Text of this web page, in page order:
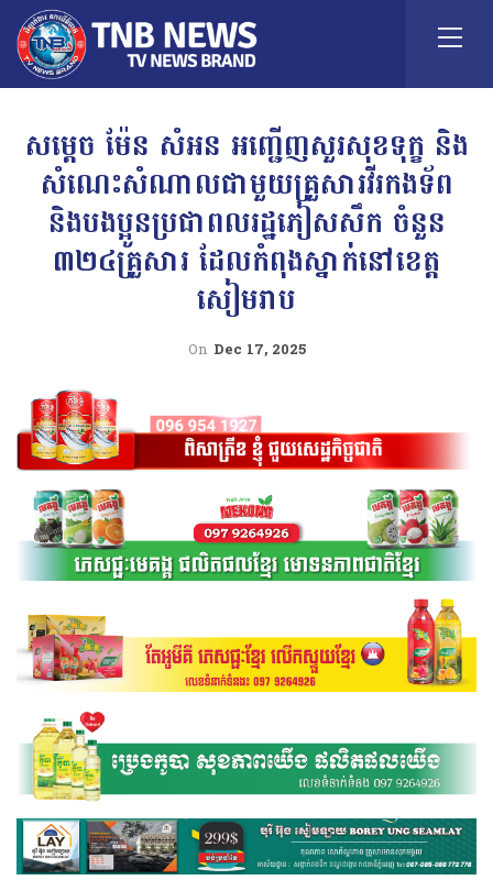
សម្តេច ម៉ែន សំអន អញ្ជើញសួរសុខទុក្ខ និង
សំណេះសំណាលជាមួយគ្រួសារវីរកងទ័ព
និងបងប្អូនប្រជាពលរដ្ឋភៀសសឹក ចំនួន
៣២៤គ្រួសារ ដែលកំពុងស្នាក់នៅខេត្ត
សៀមរាប
On Dec 17, 2025